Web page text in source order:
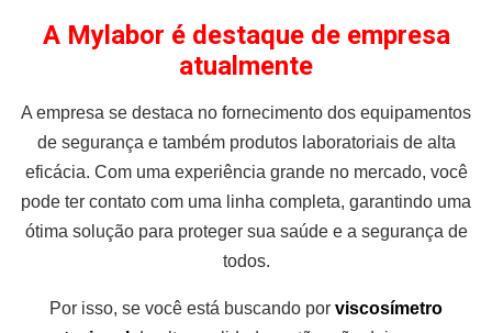
A Mylabor é destaque de empresa
atualmente
A empresa se destaca no fornecimento dos equipamentos
de segurança e também produtos laboratoriais de alta
eficácia. Com uma experiência grande no mercado, você
pode ter contato com uma linha completa, garantindo uma
ótima solução para proteger sua saúde e a segurança de
todos.
Por isso, se você está buscando por viscosímetro